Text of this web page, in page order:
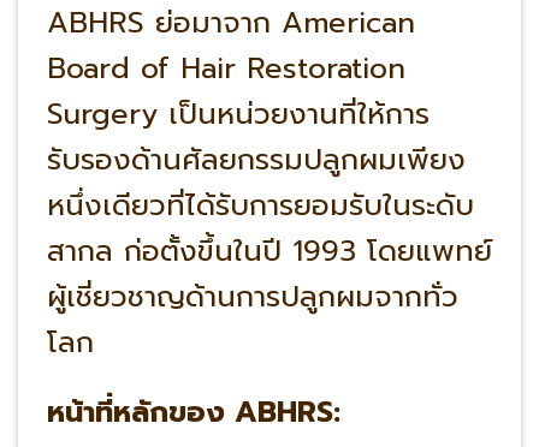
ABHRS ย่อมาจาก American
Board of Hair Restoration
Surgery เป็นหน่วยงานที่ให้การ
รับรองด้านศัลยกรรมปลูกผมเพียง
หนึ่งเดียวที่ได้รับการยอมรับในระดับ
สากล ก่อตั้งขึ้นในปี 1993 โดยแพทย์
ผู้เชี่ยวชาญด้านการปลูกผมจากทั่ว
โลก
หน้าที่หลักของ ABHRS: